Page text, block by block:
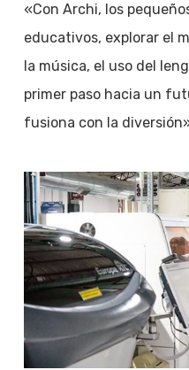
«Con Archi, los
educativos, explorar el
la música, el uso del
primer paso hacia un
fusiona con la